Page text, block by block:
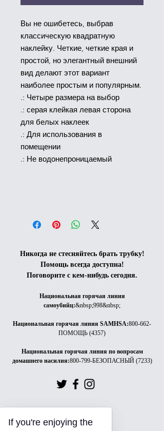
Вы не ошибетесь, выбрав
классическую квадратную
наклейку. Четкие, четкие края и
простой, но элегантный внешний
вид делают этот вариант
наиболее простым и популярным.
.: Четыре размера на выбор
.: серая клейкая левая сторона
для белых наклеек
.: Для использования в
помещении
.: Не водонепроницаемый
Никогда не стесняйтесь брать трубку!
Помощь всегда доступна!
Поговорите с кем-нибудь сегодня.
Национальная горячая линия
самоубийц:&nbsp;998&nbsp;
Национальная горячая линия SAMHSA:800-662-
ПОМОЩЬ (4357)
Национальная горячая линия по вопросам
домашнего насилия:800-799-БЕЗОПАСНЫЙ (7233)
If you're enjoying the
If you're enjoying the